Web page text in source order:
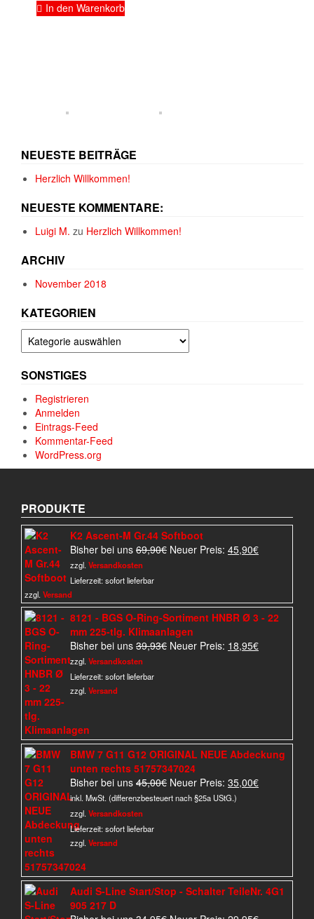
In den Warenkorb
NEUESTE BEITRÄGE
Herzlich Willkommen!
NEUESTE KOMMENTARE:
Luigi M. zu Herzlich Willkommen!
ARCHIV
November 2018
KATEGORIEN
Kategorien
SONSTIGES
Registrieren
Anmelden
Eintrags-Feed
Kommentar-Feed
WordPress.org
PRODUKTE
K2 Ascent-M Gr.44 Softboot
Bisher bei uns 69,90€ Ursprünglicher
Neuer Preis: 45,90€Aktueller
zzgl.Versandkosten
Lieferzeit:sofort lieferbar
zzgl.Versand
8121 - BGS O-Ring-Sortiment HNBR Ø 3 - 22
mm 225-tlg. Klimaanlagen
Bisher bei uns 39,93€ Ursprünglicher
Neuer Preis: 18,95€Aktueller
zzgl.Versandkosten
Lieferzeit:sofort lieferbar
zzgl.Versand
BMW 7 G11 G12 ORIGINAL NEUE Abdeckung
unten rechts 51757347024
Bisher bei uns 45,00€ Ursprünglicher
Preis
Neuer Preis: 35,00€Aktueller
inkl. MwSt. (differenzbesteuert nach §25a UStG.)
zzgl.Versandkosten
Lieferzeit:sofort lieferbar
zzgl.Versand
Audi S-Line Start/Stop - Schalter TeileNr. 4G1
905 217 D